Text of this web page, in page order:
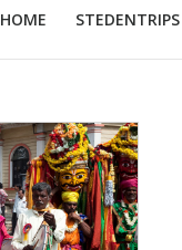
HOME STEDENTRIPS